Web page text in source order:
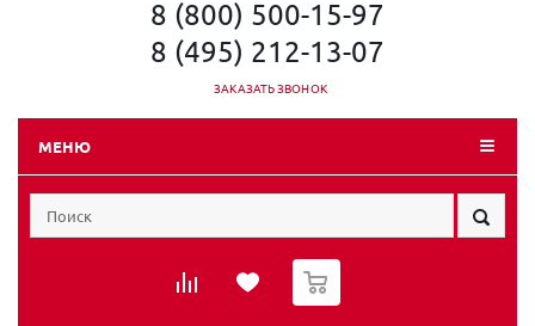
8 (800) 500-15-97
8 (495) 212-13-07
ЗАКАЗАТЬ ЗВОНОК
МЕНЮ
0